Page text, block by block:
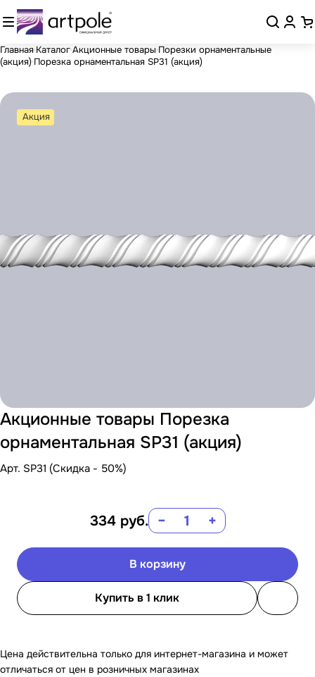
Главная КаталогАкционные товары Порезки орнаментальные
(акция) Порезка орнаментальная SP31 (акция)
Акция
Акционные товары Порезка
орнаментальная SP31 (акция)
Арт. SP31 (Скидка - 50%)
334 руб. − +
В корзину
Купить в 1 клик
Цена действительна только для интернет-магазина и может
отличаться от цен в розничных магазинах